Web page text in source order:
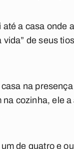
a casa onde
de seus
na
cozinha, ele
de quatro e